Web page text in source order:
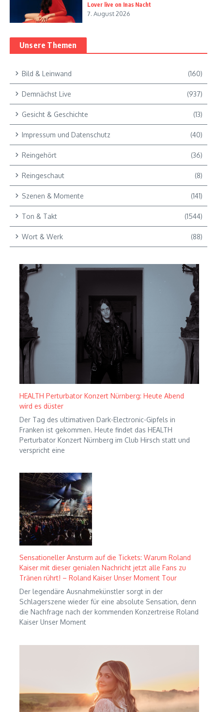
Lover live on Inas Nacht
7. August 2026
Unsere Themen
Bild & Leinwand (160)
Demnächst Live (937)
Gesicht & Geschichte (13)
Impressum und Datenschutz (40)
Reingehört (36)
Reingeschaut (8)
Szenen & Momente (141)
Ton & Takt (1544)
Wort & Werk (88)
HEALTH Perturbator Konzert Nürnberg: Heute Abend
wird es düster
Der Tag des ultimativen Dark-Electronic-Gipfels in
Franken ist gekommen. Heute findet das HEALTH
Perturbator Konzert Nürnberg im Club Hirsch statt und
verspricht eine
Sensationeller Ansturm auf die Tickets: Warum Roland
Kaiser mit dieser genialen Nachricht jetzt alle Fans zu
Tränen rührt! – Roland Kaiser Unser Moment Tour
Der legendäre Ausnahmekünstler sorgt in der
Schlagerszene wieder für eine absolute Sensation, denn
die Nachfrage nach der kommenden Konzertreise Roland
Kaiser Unser Moment